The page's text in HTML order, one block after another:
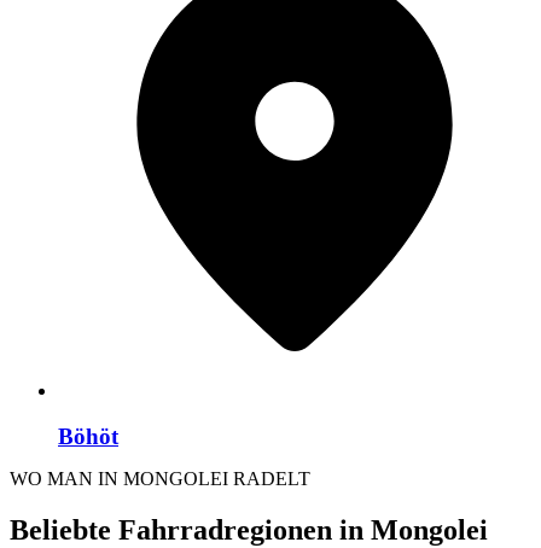
Böhöt
WO MAN IN MONGOLEI RADELT
Beliebte Fahrradregionen in Mongolei